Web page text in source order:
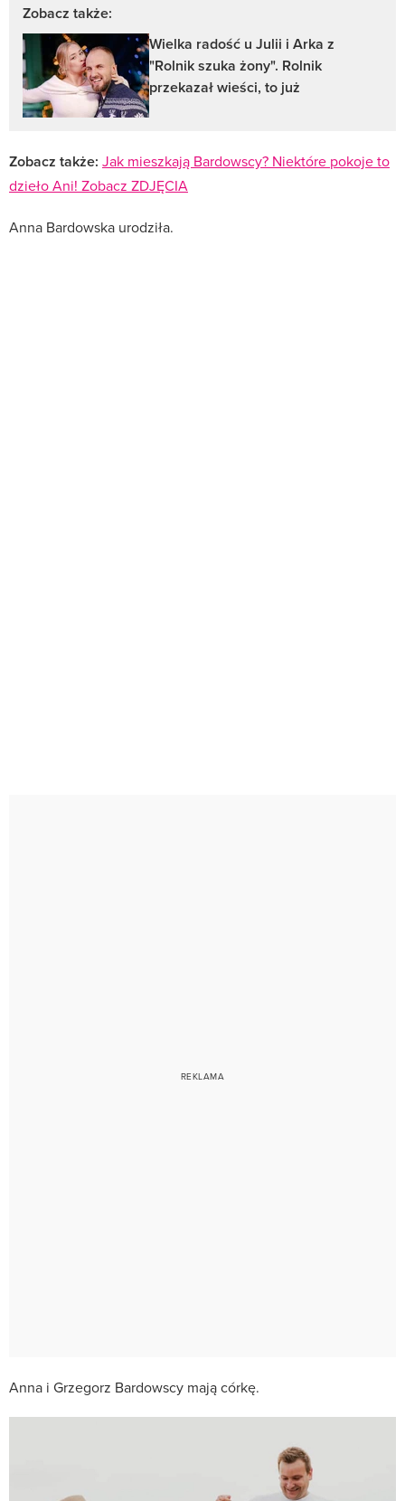
Zobacz także:
Wielka radość u Julii i Arka z
"Rolnik szuka żony". Rolnik
przekazał wieści, to już
Zobacz także: Jak mieszkają Bardowscy? Niektóre pokoje to
dzieło Ani! Zobacz ZDJĘCIA
Anna Bardowska urodziła.
Anna i Grzegorz Bardowscy mają córkę.